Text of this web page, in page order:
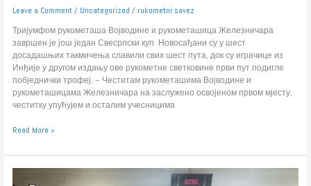
Leave a Comment / Uncategorized / rukometni savez
Тријумфом рукометаша Војводине и рукометашица Железничара
завршен је још један Свесрпски куп. Новосађани су у шест
досадашњих такмичења славили свих шест пута, док су играчице из
Инђије у другом издању ове рукометне светковине први пут подигле
побједнички трофеј. – Честитам рукометашима Војводине и
рукометашицама Железничара на заслужено освојеном првом мјесту,
честитку упућујем и осталим учесницима
Read More »